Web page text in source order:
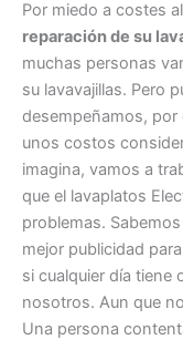
Por miedo a costes
reparación de su
muchas personas
su lavavajillas. Pero
desempeñamos, por
unos costos
imagina, vamos a
que el lavaplatos
problemas.
mejor publicidad
si cualquier día tiene
nosotros. Aun que
Una persona